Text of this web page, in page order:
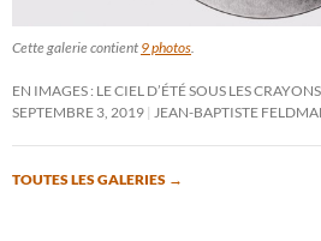
Cette galerie contient 9 photos
EN IMAGES : LE CIEL D’ÉTÉ SOUS LES
SEPTEMBRE 3, 2019
JEAN-BAPTISTE
TOUTES LES GALERIES →